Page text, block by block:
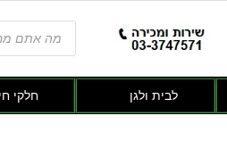
לבית ולגן חלקי